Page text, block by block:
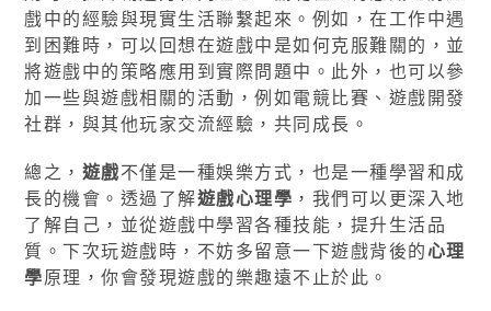
戲中的經驗與現實生活聯繫起來。例如，在工作中遇
到困難時，可以回想在遊戲中是如何克服難關的，並
將遊戲中的策略應用到實際問題中。此外，也可以參
加一些與遊戲相關的活動，例如電競比賽、遊戲開發
社群，與其他玩家交流經驗，共同成長。
總之， 遊戲不僅是一種娛樂方式，也是一種學習和成
長的機會。透過了解遊戲心理學 ，我們可以更深入地
了解自己，並從遊戲中學習各種技能，提升生活品
質。下次玩遊戲時，不妨多留意一下遊戲背後的心理
學原理，你會發現遊戲的樂趣遠不止於此。